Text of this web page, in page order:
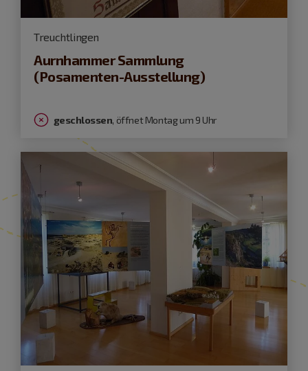
Treuchtlingen
Aurnhammer Sammlung
(Posamenten-Ausstellung)
geschlossen, öffnet Montag um 9 Uhr